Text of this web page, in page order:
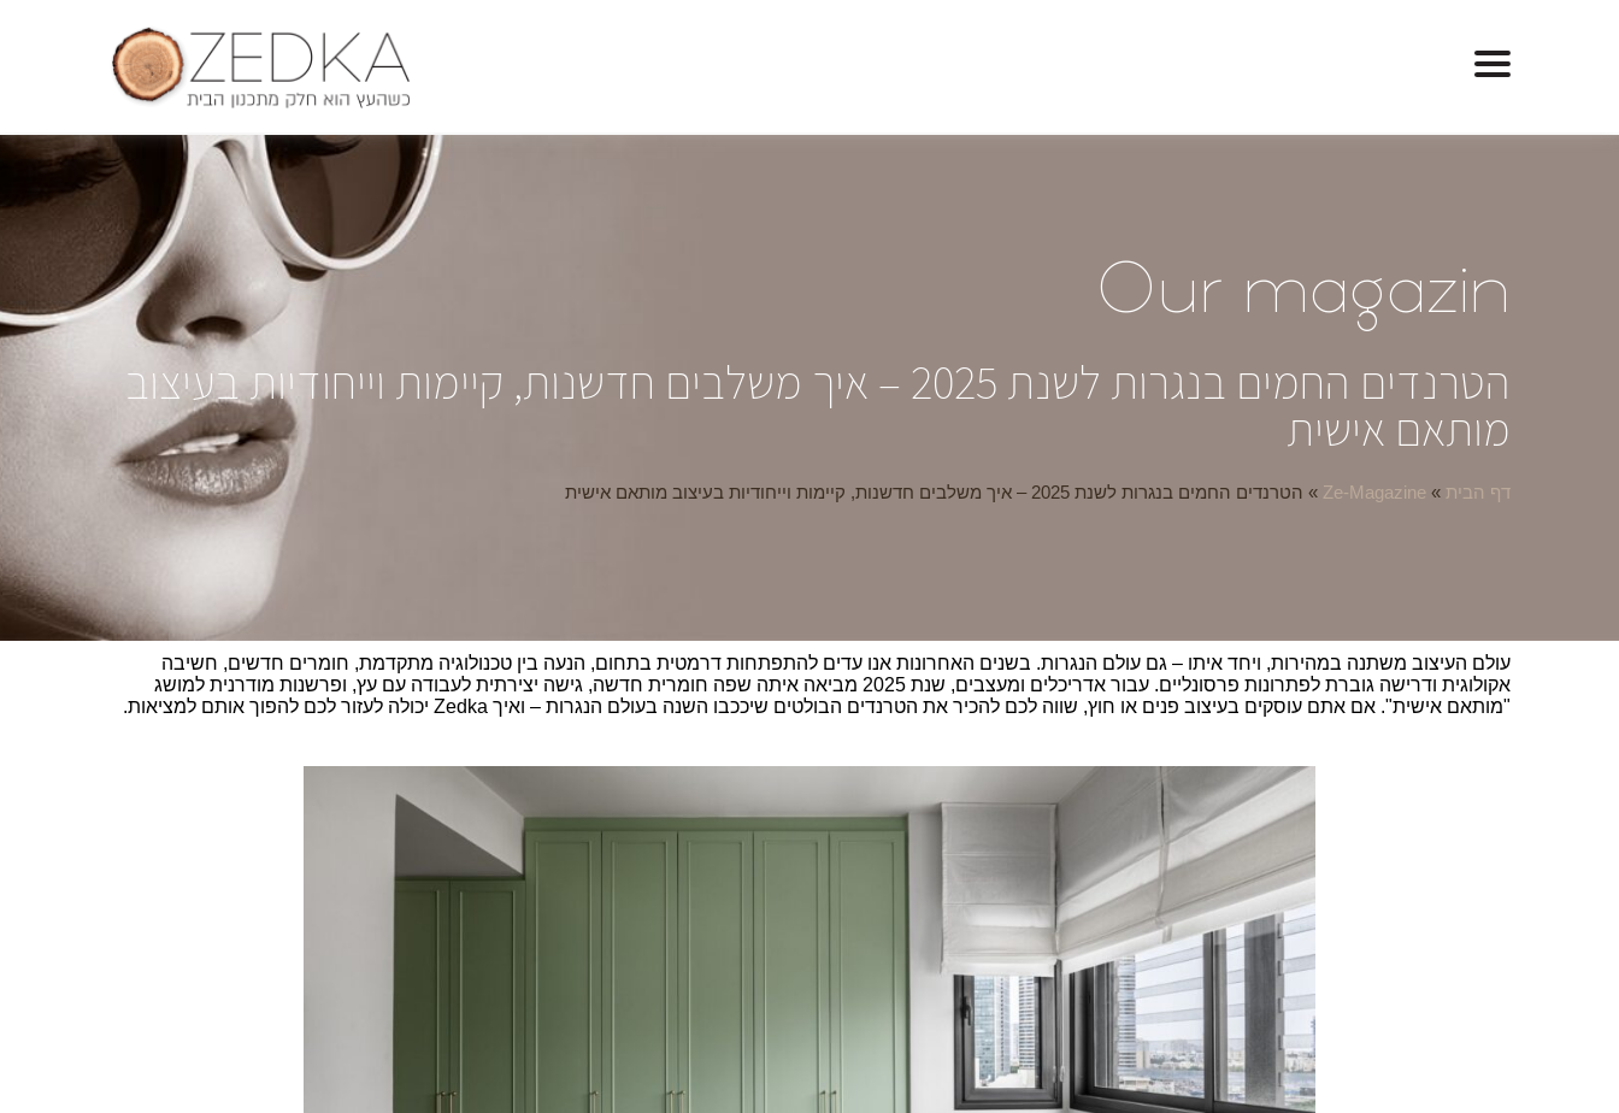
Our magazin
הטרנדים החמים בנגרות לשנת 2025 – איך משלבים חדשנות, קיימות וייחודיות בעיצוב
מותאם אישית
דף הבית »
Ze-Magazine
» הטרנדים החמים בנגרות לשנת 2025 – איך משלבים חדשנות, קיימות וייחודיות בעיצוב מותאם אישית
עולם העיצוב משתנה במהירות, ויחד איתו – גם עולם הנגרות. בשנים האחרונות אנו עדים להתפתחות דרמטית בתחום, הנעה בין טכנולוגיה מתקדמת, חומרים חדשים, חשיבה
אקולוגית ודרישה גוברת לפתרונות פרסונליים. עבור אדריכלים ומעצבים, שנת 2025 מביאה איתה שפה חומרית חדשה, גישה יצירתית לעבודה עם עץ, ופרשנות מודרנית למושג
"מותאם אישית". אם אתם עוסקים בעיצוב פנים או חוץ, שווה לכם להכיר את הטרנדים הבולטים שיככבו השנה בעולם הנגרות – ואיך Zedka יכולה לעזור לכם להפוך אותם למציאות.